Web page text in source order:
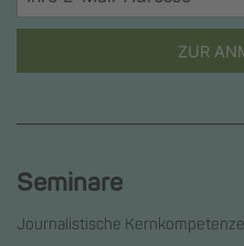
ZUR
Seminare
Journalistische